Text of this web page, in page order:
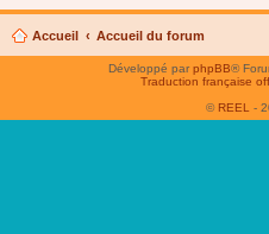
Accueil Accueil du forum
Développé parphpBB®
Traduction française
© REEL -